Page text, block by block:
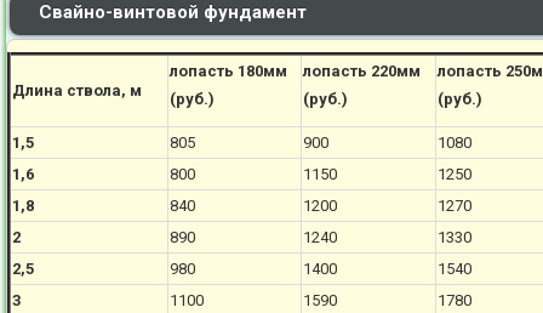
Свайно-винтовой фундамент
Длина ствола, м
лопасть 180мм
(руб.)
лопасть 220мм
(руб.)
лопасть
(руб.)
1,5 805 900
1080
1,6
800 1150
1250
1,8
840 1200
1270
2
890 1240
1330
2,5
980 1400
1540
3
1100 1590
1780